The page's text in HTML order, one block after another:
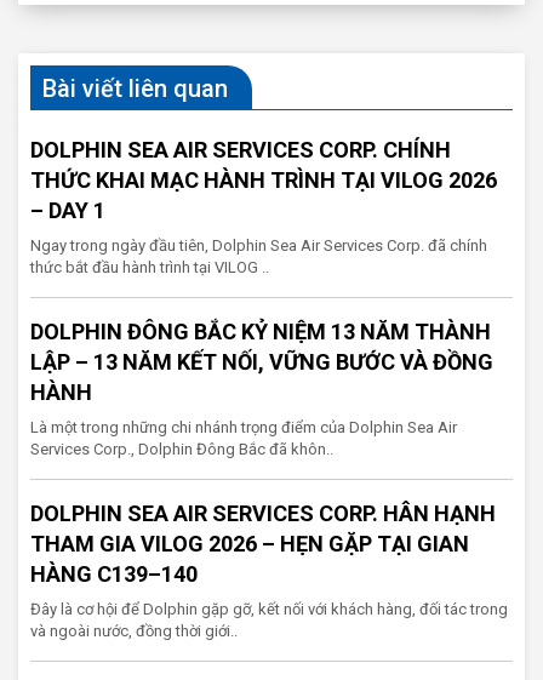
Bài viết liên quan
DOLPHIN SEA AIR SERVICES CORP. CHÍNH
THỨC KHAI MẠC HÀNH TRÌNH TẠI VILOG 2026
– DAY 1
Ngay trong ngày đầu tiên, Dolphin Sea Air Services Corp. đã chính
thức bắt đầu hành trình tại VILOG ..
DOLPHIN ĐÔNG BẮC KỶ NIỆM 13 NĂM THÀNH
LẬP – 13 NĂM KẾT NỐI, VỮNG BƯỚC VÀ ĐỒNG
HÀNH
Là một trong những chi nhánh trọng điểm của Dolphin Sea Air
Services Corp., Dolphin Đông Bắc đã khôn..
DOLPHIN SEA AIR SERVICES CORP. HÂN HẠNH
THAM GIA VILOG 2026 – HẸN GẶP TẠI GIAN
HÀNG C139–140
Đây là cơ hội để Dolphin gặp gỡ, kết nối với khách hàng, đối tác trong
và ngoài nước, đồng thời giới..